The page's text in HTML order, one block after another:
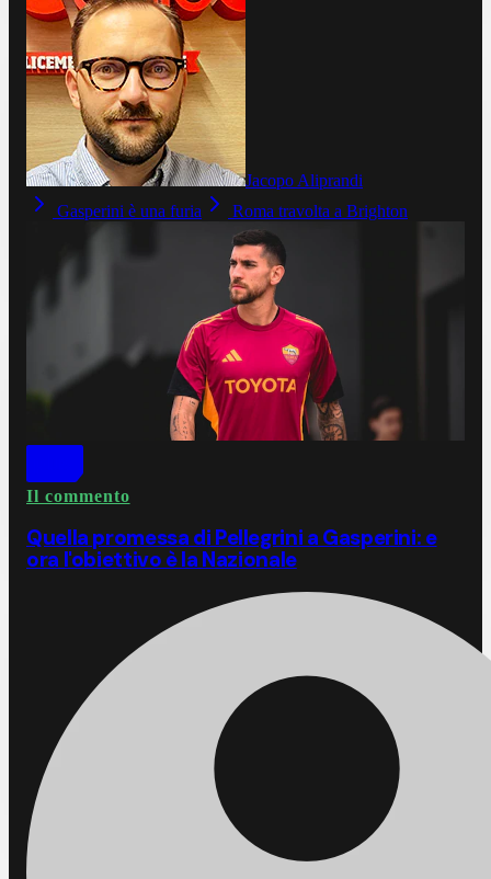
Jacopo Aliprandi
Gasperini è una furia
Roma travolta a Brighton
Il commento
Quella promessa di Pellegrini a Gasperini: e
ora l'obiettivo è la Nazionale